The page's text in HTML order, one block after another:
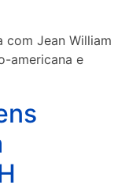
com Jean William
americana e